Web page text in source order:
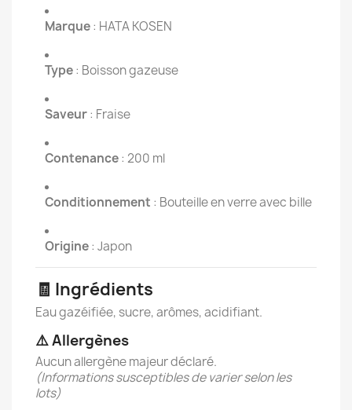
Marque: HATA KOSEN
Type: Boisson gazeuse
Saveur: Fraise
Contenance: 200 ml
Conditionnement : Bouteille en verre avec bille
Origine: Japon
🧾 Ingrédients
Eau gazéifiée, sucre, arômes, acidifiant.
⚠️ Allergènes
Aucun allergène majeur déclaré.
(Informations susceptibles de varier selon les
lots)